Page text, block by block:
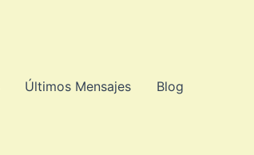
Últimos Mensajes Blog